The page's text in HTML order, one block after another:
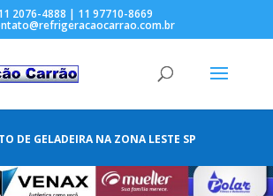
2076-4888 | 11 97710-8669
DE GELADEIRA NA ZONA LESTE SP